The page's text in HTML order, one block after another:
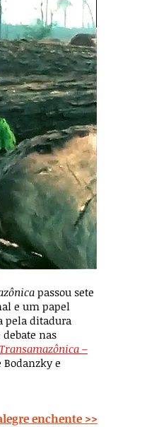
passou sete
e um papel
pela ditadura
nas
Transamazônica –
Bodanzky e
enchente >>